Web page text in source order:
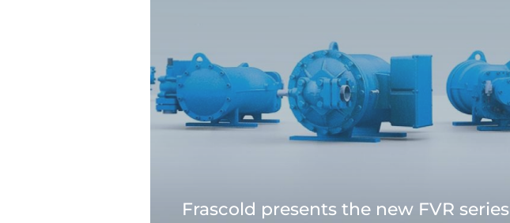
Frascold presents the new FVR series